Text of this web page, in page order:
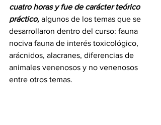
cuatro horas y fue de carácter teórico
práctico, algunos de los temas que se
desarrollaron dentro del curso: fauna
nociva fauna de interés toxicológico,
arácnidos, alacranes, diferencias de
animales venenosos y no venenosos
entre otros temas.